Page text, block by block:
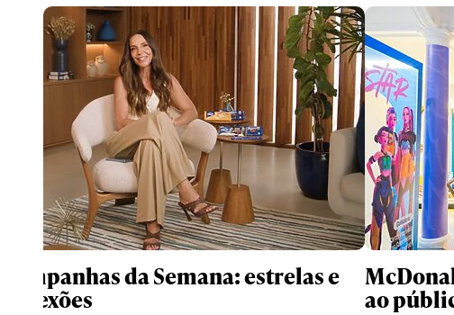
Campanhas da Semana: estrelas e
conexões ao